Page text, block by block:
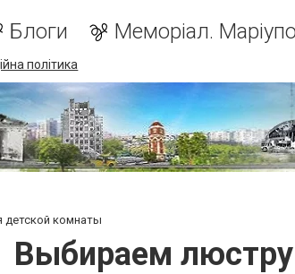
Блоги Меморіал.
політика
комнаты
Выбираем